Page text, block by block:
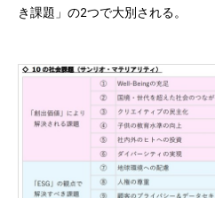
き課題」の2つで大別される。